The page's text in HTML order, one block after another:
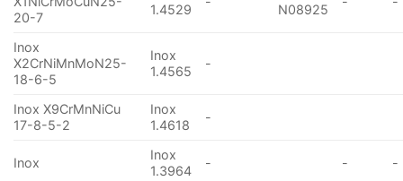
20-7
1.4529
N08925
Inox
X2CrNiMnMoN25-
18-6-5
Inox
1.4565
-
Inox X9CrMnNiCu
17-8-5-2
Inox
1.4618
-
Inox
Inox
1.3964
- - -